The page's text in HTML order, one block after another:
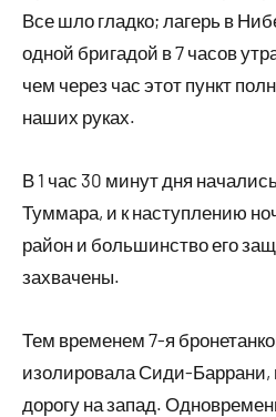
Все шло гладко; лагерь в
одной бригадой в 7 часов
чем через час этот пункт
наших руках.
В 1 час 30 минут дня
Туммара, и к наступлению
район и большинство его
захвачены.
Тем временем 7-я
изолировала Сиди-Баррани,
дорогу на запад.